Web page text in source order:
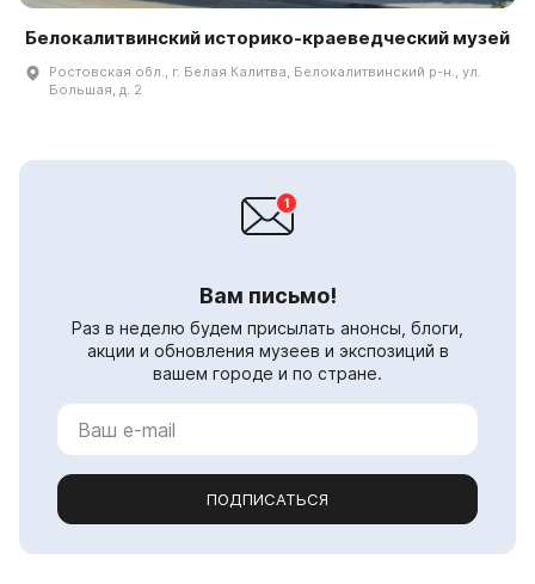
Белокалитвинский историко-краеведческий музей
Ростовская обл., г. Белая Калитва, Белокалитвинский р-н., ул.
Большая, д. 2
Вам письмо!
Раз в неделю будем присылать анонсы, блоги,
акции и обновления музеев и экспозиций в
вашем городе и по стране.
ПОДПИСАТЬСЯ